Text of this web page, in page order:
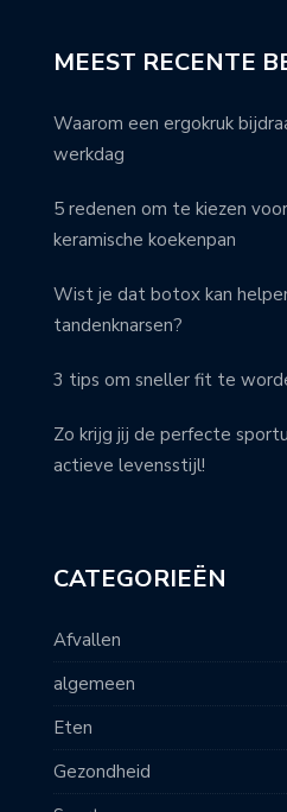
MEEST RECENTE
Waarom een ergokruk
werkdag
5 redenen om te kiezen
keramische koekenpan
Wist je dat botox kan
tandenknarsen?
3 tips om sneller fit te
Zo krijg jij de perfecte
actieve levensstijl!
CATEGORIEËN
Afvallen
algemeen
Eten
Gezondheid